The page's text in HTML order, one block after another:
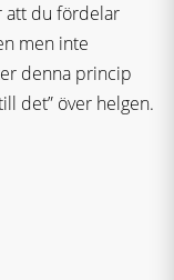
att du fördelar
men inte
denna princip
det” över helgen.